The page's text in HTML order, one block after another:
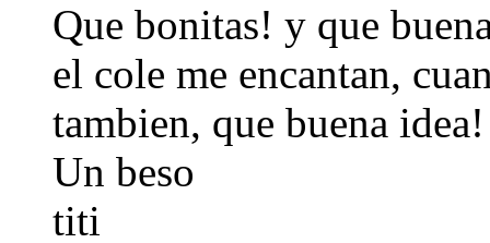
Que bonitas! y que
el cole me encantan,
tambien, que buena idea!
Un beso
titi